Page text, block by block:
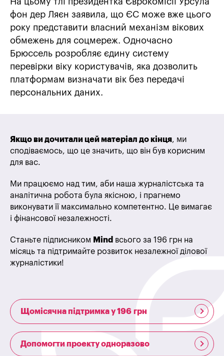
фон дер Ляєн заявила, що ЄС може вже цього
року представити власний механізм вікових
обмежень для соцмереж. Одночасно
Брюссель розробляє єдину систему
перевірки віку користувачів, яка дозволить
платформам визначати вік без передачі
персональних даних.
Якщо ви дочитали цей матеріал до кінця, ми
сподіваємось, що це значить, що він був корисним
для вас.
Ми працюємо над тим, аби наша журналістська та
аналітична робота була якісною, і прагнемо
виконувати її максимально компетентно. Це вимагає
і фінансової незалежності.
Станьте підписником Mind всього за 196 грн на
місяць та підтримайте розвиток незалежної ділової
журналістики!
Щомісячна підтримка у 196 грн
Допомогти проекту одноразово